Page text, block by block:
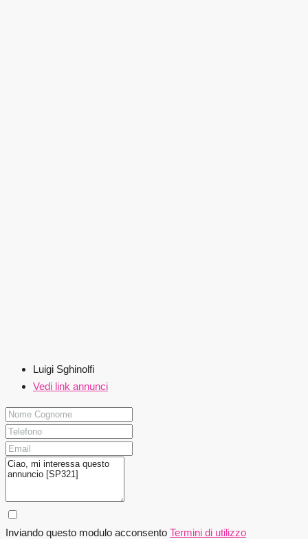
Luigi Sghinolfi
Vedi link annunci
Inviando questo modulo acconsento Termini di utilizzo